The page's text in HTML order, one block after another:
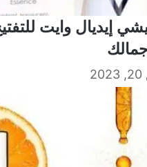
إيديال وايت